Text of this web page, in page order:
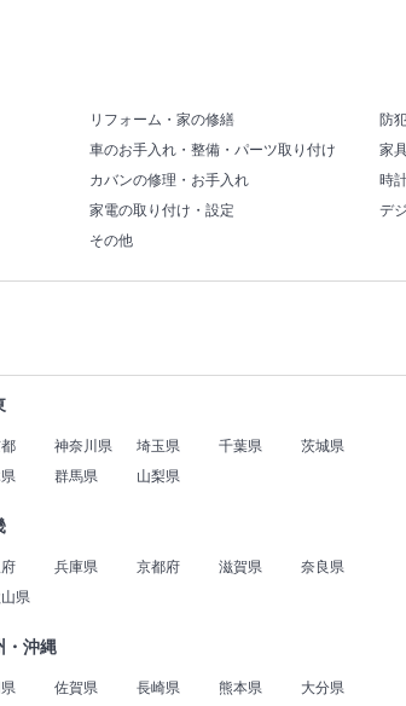
リフォーム・家の修繕
防
車のお手入れ・整備・パーツ取り付け
家
カバンの修理・お手入れ
時
家電の取り付け・設定
デ
その他
神奈川県 埼玉県 千葉県
茨城県
群馬県 山梨県
兵庫県 京都府 滋賀県
奈良県
県
・沖縄
佐賀県 長崎県 熊本県
大分県